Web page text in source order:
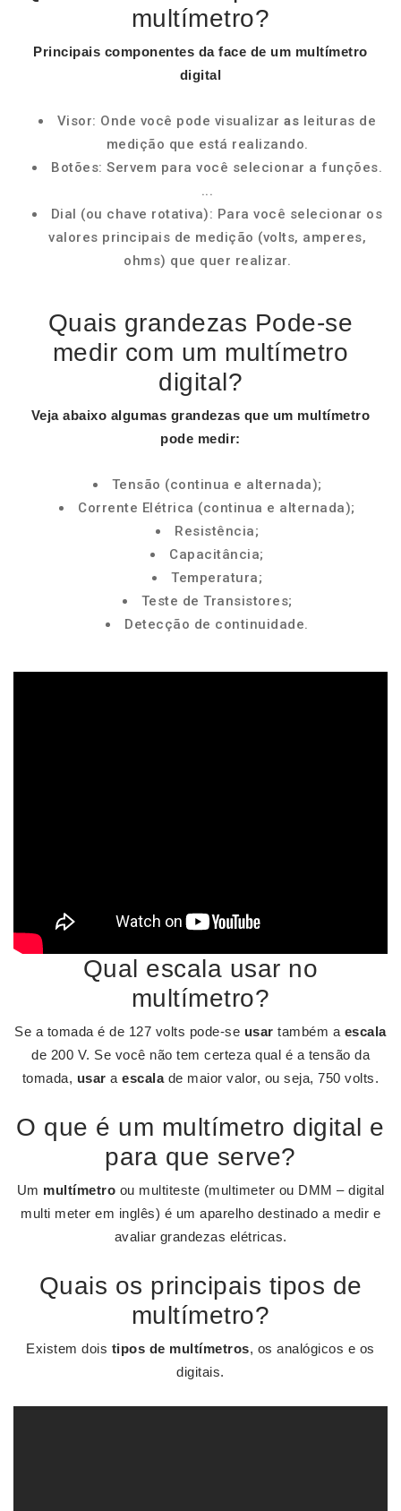
multímetro?
Principais componentes da face de um multímetro
digital
Visor: Onde você pode visualizaras leituras de
medição que está realizando.
Botões: Servem para você selecionar a funções.
...
Dial (ou chave rotativa): Para você selecionar os
valores principais de medição (volts, amperes,
ohms) que quer realizar.
Quais grandezas Pode-se
medir com um multímetro
digital?
Veja abaixo algumas grandezas que um multímetro
pode medir:
Tensão (continua e alternada);
Corrente Elétrica (continua e alternada);
Resistência;
Capacitância;
Temperatura;
Teste de Transistores;
Detecção de continuidade.
Qual escala usar no
multímetro?
Se a tomada é de 127 volts pode-se usar também a escala
de 200 V. Se você não tem certeza qual é a tensão da
tomada, usar aescalade maior valor, ou seja, 750 volts.
O que é um multímetro digital e
para que serve?
Um multímetro ou multiteste (multimeter ou DMM – digital
multi meter em inglês) é um aparelho destinado a medir e
avaliar grandezas elétricas.
Quais os principais tipos de
multímetro?
Existem dois tipos de multímetros, os analógicos e os
digitais.